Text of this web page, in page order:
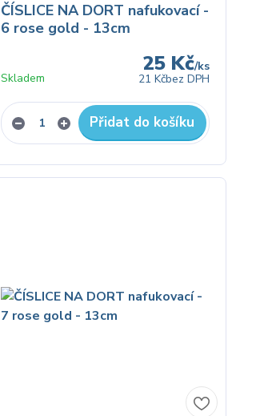
ČÍSLICE NA DORT nafukovací -
6 rose gold - 13cm
25 Kč/ks
21 Kčbez DPH
Skladem
Přidat do košíku